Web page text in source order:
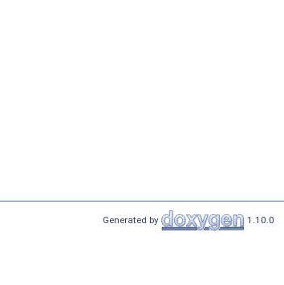
Generated by 1.10.0